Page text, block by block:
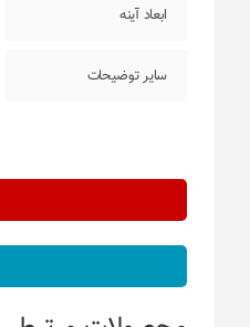
ابعاد آینه
سایر توضیحات